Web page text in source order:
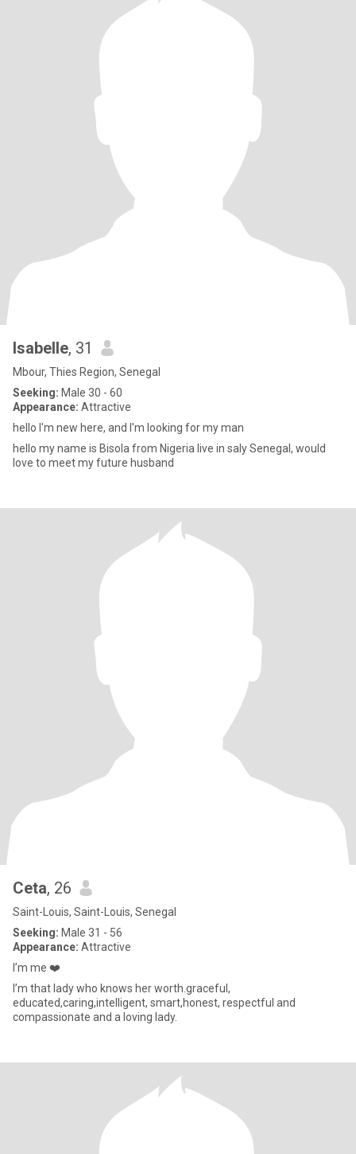
Isabelle, 31
Mbour, Thies Region, Senegal
Seeking: Male 30 - 60
Appearance: Attractive
hello I'm new here, and I'm looking for my man
hello my name is Bisola from Nigeria live in saly Senegal, would
love to meet my future husband
Ceta, 26
Saint-Louis, Saint-Louis, Senegal
Seeking: Male 31 - 56
Appearance: Attractive
I’m me ❤️
I’m that lady who knows her worth.graceful,
educated,caring,intelligent, smart,honest, respectful and
compassionate and a loving lady.